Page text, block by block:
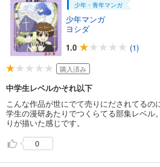
少年・青年マンガ
少年マンガ
ヨシダ
1.0
(1)
購入済み
中学生レベルかそれ以下
こんな作品が世にでて売りにだされてるの
学生の漫研あたりでつくらてる部集レベル
りが描いた感じです。
0